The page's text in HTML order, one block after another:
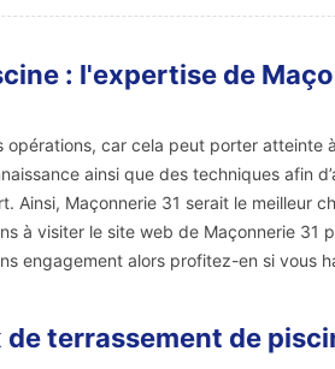
: l'expertise de
car cela peut porter atteinte
ainsi que des techniques afin
Maçonnerie 31 serait le meilleur
à visiter le site web de Maçonnerie 31
engagement alors profitez-en si vous
terrassement de